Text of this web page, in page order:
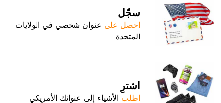
سجّل
احصل على عنوان شخصي في الولايات
المتحدة
اشترِ
اطلب الأشياء إلى عنوانك الأمريكي